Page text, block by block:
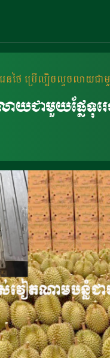
េន​ថៃ ប្រើល្បិចលួច​លាយជ
ាយជាមួយផ្លែ